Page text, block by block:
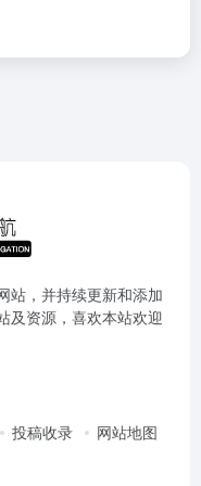
站，并持续更新和添加
及资源，喜欢本站欢迎
投稿收录
网站地图